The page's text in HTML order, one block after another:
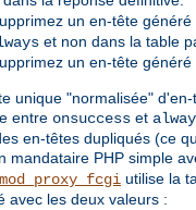
un en-tête
et non dans la table
un en-tête
unique "normalisée"
entre onsuccess et
en-têtes dupliqués (ce
mandataire PHP simple
mod_proxy_fcgi utilise la
avec les deux valeurs :